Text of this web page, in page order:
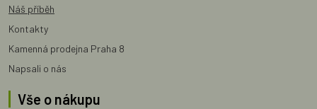
Náš příběh
Kontakty
Kamenná prodejna Praha 8
Napsali o nás
Vše o nákupu